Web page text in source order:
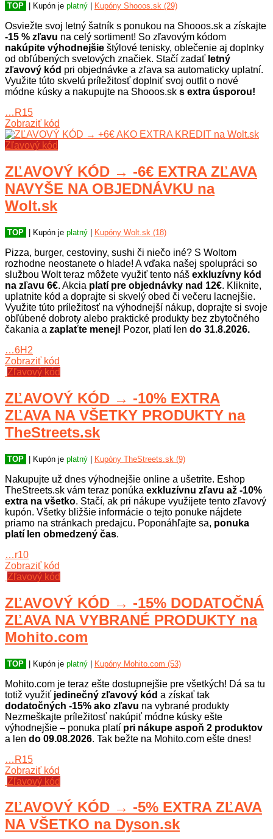
TOP | Kupón je platný Kupóny Shooos.sk (29)
Osviežte svoj letný šatník s ponukou na Shooos.sk a získajte
-15 % zľavu na celý sortiment! So zľavovým kódom
nakúpite výhodnejšie štýlové tenisky, oblečenie aj doplnky
od obľúbených svetových značiek. Stačí zadať letný
zľavový kód pri objednávke a zľava sa automaticky uplatní.
Využite túto skvelú príležitosť doplniť svoj outfit o nové
módne kúsky a nakupujte na Shooos.sk s extra úsporou!
…R15
Zobraziť kód
Zľavový kód
ZĽAVOVÝ KÓD → -6€ EXTRA ZĽAVA
NAVYŠE NA OBJEDNÁVKU na
Wolt.sk
TOP | Kupón je platný Kupóny Wolt.sk (18)
Pizza, burger, cestoviny, sushi či niečo iné? S Woltom
rozhodne neostanete o hlade! A vďaka našej spolupráci so
službou Wolt teraz môžete využiť tento náš exkluzívny kód
na zľavu 6€. Akcia platí pre objednávky nad 12€. Kliknite,
uplatnite kód a doprajte si skvelý obed či večeru lacnejšie.
Využite túto príležitosť na výhodnejší nákup, doprajte si svoje
obľúbené dobroty alebo praktické produkty bez zbytočného
čakania a zaplaťte menej! Pozor, platí len do 31.8.2026.
…6H2
Zobraziť kód
Zľavový kód
ZĽAVOVÝ KÓD → -10% EXTRA
ZĽAVA NA VŠETKY PRODUKTY na
TheStreets.sk
TOP | Kupón je platný | Kupóny TheStreets.sk (9)
Nakupujte už dnes výhodnejšie online a ušetrite. Eshop
TheStreets.sk vám teraz ponúka exkluzívnu zľavu až -10%
extra na všetko. Stačí, ak pri nákupe využijete tento zľavový
kupón. Všetky bližšie informácie o tejto ponuke nájdete
priamo na stránkach predajcu. Poponáhľajte sa, ponuka
platí len obmedzený čas.
…r10
Zobraziť kód
Zľavový kód
ZĽAVOVÝ KÓD → -15% DODATOČNÁ
ZĽAVA NA VYBRANÉ PRODUKTY na
Mohito.com
TOP | Kupón je platný | Kupóny Mohito.com (53)
Mohito.com je teraz ešte dostupnejšie pre všetkých! Dá sa tu
totiž využiť jedinečný zľavový kód a získať tak
dodatočných -15% ako zľavu na vybrané produkty
Nezmeškajte príležitosť nakúpiť módne kúsky ešte
výhodnejšie – ponuka platí pri nákupe aspoň 2 produktov
a len do 09.08.2026. Tak bežte na Mohito.com ešte dnes!
…R15
Zobraziť kód
Zľavový kód
ZĽAVOVÝ KÓD → -5% EXTRA ZĽAVA
NA VŠETKO na Dyson.sk